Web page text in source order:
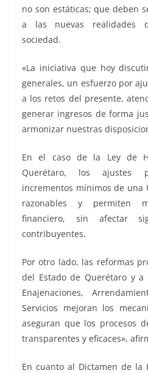
no son estáticas; que deben
a las nuevas realidades
sociedad.
«La iniciativa que hoy
generales, un esfuerzo por
a los retos del presente,
generar ingresos de forma
armonizar nuestras
En el caso de la Ley de
Querétaro, los ajustes
incrementos mínimos de una
razonables y permiten
financiero, sin afectar
contribuyentes.
Por otro lado, las reformas
del Estado de Querétaro y a
Enajenaciones,
Servicios mejoran los
aseguran que los procesos
transparentes y eficaces»,
En cuanto al Dictamen de la